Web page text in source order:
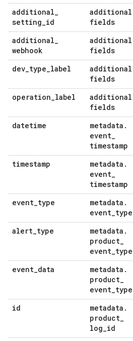
additional_
setting_id
additional
fields
additional_
webhook
additional
fields
dev_type_label additional
fields
operation_label additional
fields
datetime metadata .
event_
timestamp
timestamp metadata .
event_
timestamp
event_type metadata .
event_type
alert_type metadata .
product_
event_type
event_data metadata .
product_
event_type
id metadata .
product_
log_id